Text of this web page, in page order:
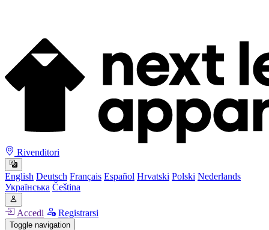
Rivenditori
English Deutsch Français Español Hrvatski Polski Nederlands
Українська Čeština
Accedi Registrarsi
Toggle navigation